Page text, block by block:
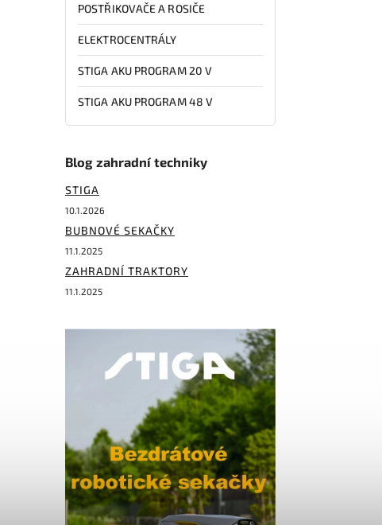
POSTŘIKOVAČE A ROSIČE
ELEKTROCENTRÁLY
STIGA AKU PROGRAM 20 V
STIGA AKU PROGRAM 48 V
Blog zahradní techniky
STIGA
10.1.2026
BUBNOVÉ SEKAČKY
11.1.2025
ZAHRADNÍ TRAKTORY
11.1.2025